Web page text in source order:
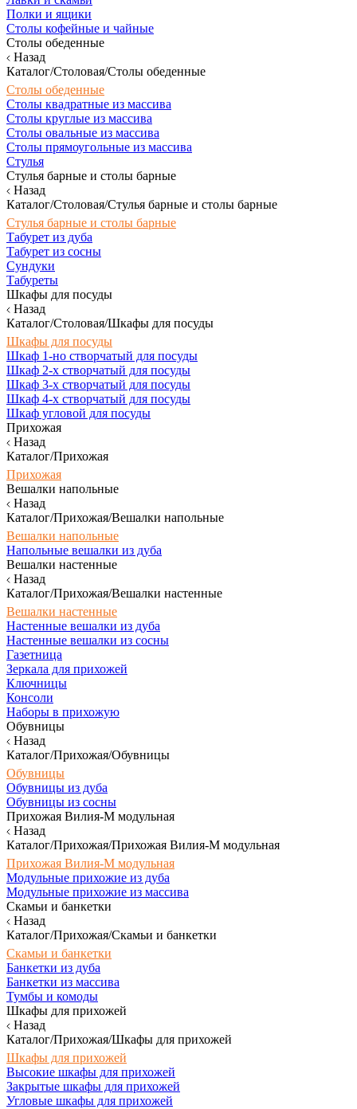
Полки и ящики
Столы кофейные и чайные
Столы обеденные
Назад
Каталог/Столовая/Столы обеденные
Столы обеденные
Столы квадратные из массива
Столы круглые из массива
Столы овальные из массива
Столы прямоугольные из массива
Стулья
Стулья барные и столы барные
Назад
Каталог/Столовая/Стулья барные и столы барные
Стулья барные и столы барные
Табурет из дуба
Табурет из сосны
Сундуки
Табуреты
Шкафы для посуды
Назад
Каталог/Столовая/Шкафы для посуды
Шкафы для посуды
Шкаф 1-но створчатый для посуды
Шкаф 2-х створчатый для посуды
Шкаф 3-х створчатый для посуды
Шкаф 4-х створчатый для посуды
Шкаф угловой для посуды
Прихожая
Назад
Каталог/Прихожая
Прихожая
Вешалки напольные
Назад
Каталог/Прихожая/Вешалки напольные
Вешалки напольные
Напольные вешалки из дуба
Вешалки настенные
Назад
Каталог/Прихожая/Вешалки настенные
Вешалки настенные
Настенные вешалки из дуба
Настенные вешалки из сосны
Газетница
Зеркала для прихожей
Ключницы
Консоли
Наборы в прихожую
Обувницы
Назад
Каталог/Прихожая/Обувницы
Обувницы
Обувницы из дуба
Обувницы из сосны
Прихожая Вилия-М модульная
Назад
Каталог/Прихожая/Прихожая Вилия-М модульная
Прихожая Вилия-М модульная
Модульные прихожие из дуба
Модульные прихожие из массива
Скамьи и банкетки
Назад
Каталог/Прихожая/Скамьи и банкетки
Скамьи и банкетки
Банкетки из дуба
Банкетки из массива
Тумбы и комоды
Шкафы для прихожей
Назад
Каталог/Прихожая/Шкафы для прихожей
Шкафы для прихожей
Высокие шкафы для прихожей
Закрытые шкафы для прихожей
Угловые шкафы для прихожей